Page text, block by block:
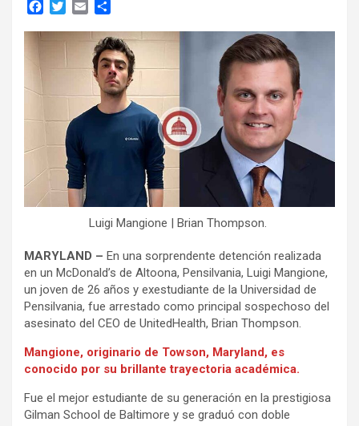
k
t
t
a
l
m
p
a
r
t
i
r
Luigi Mangione | Brian Thompson.
MARYLAND – En una sorprendente detención realizada
en un McDonald’s de Altoona, Pensilvania, Luigi Mangione,
un joven de 26 años y exestudiante de la Universidad de
Pensilvania, fue arrestado como principal sospechoso del
asesinato del CEO de UnitedHealth, Brian Thompson.
Mangione, originario de Towson, Maryland, es
conocido por su brillante trayectoria académica.
Fue el mejor estudiante de su generación en la prestigiosa
Gilman School de Baltimore y se graduó con doble